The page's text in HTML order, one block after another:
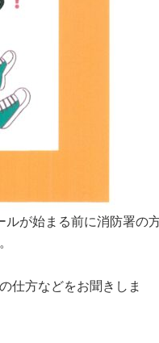
が始まる前に消防署の
仕方などをお聞きしま